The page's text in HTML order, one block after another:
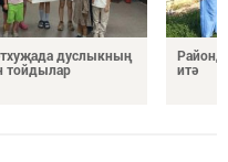
дуслыкның
тойдылар
итә